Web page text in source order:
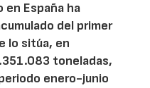
en España ha
del primer
lo sitúa, en
toneladas,
enero-junio